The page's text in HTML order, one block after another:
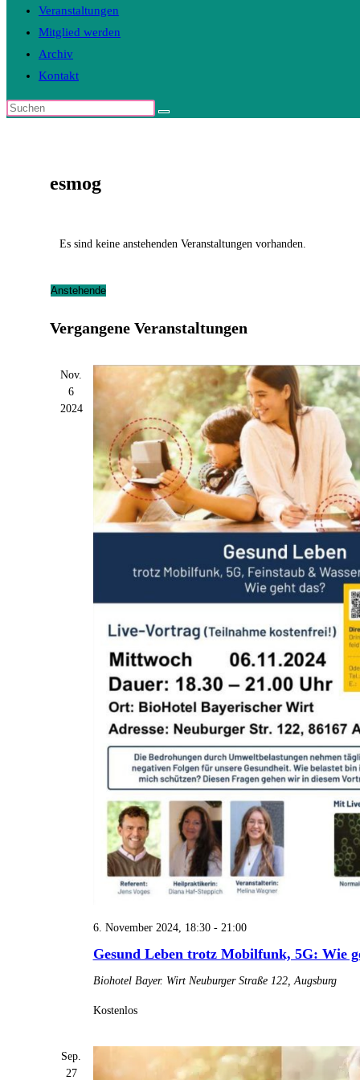
Veranstaltungen
Mitglied werden
Archiv
Kontakt
Diese
esmog
Es sind keine anstehenden Veranstaltungen vorhanden.
Anstehende
wählen.
Vergangene Veranstaltungen
Nov.
6
2024
6. November 2024, 18:30- 21:00
Gesund Leben trotz Mobilfunk, 5G: Wie
Biohotel Bayer. Wirt Neuburger Straße 122, Augsburg
Kostenlos
Sep.
27